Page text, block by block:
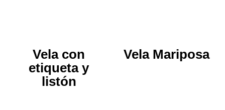
Vela con
etiqueta y
listón
Vela Mariposa